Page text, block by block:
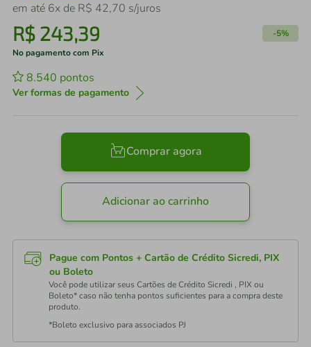
em até 6x de R$ 42,70 s/juros
R$ 243,39 -5%
No pagamento com Pix
8.540 pontos
Ver formas de pagamento
Comprar agora
Adicionar ao carrinho
Pague com Pontos + Cartão de Crédito Sicredi, PIX
ou Boleto
Você pode utilizar seus Cartões de Crédito Sicredi , PIX ou
Boleto* caso não tenha pontos suficientes para a compra deste
produto.
*Boleto exclusivo para associados PJ